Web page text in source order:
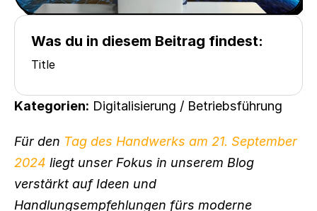
Was du in diesem Beitrag findest:
Title
Kategorien: Digitalisierung / Betriebsführung
Für den Tag des Handwerks am 21. September
2024 liegt unser Fokus in unserem Blog
verstärkt auf Ideen und
Handlungsempfehlungen fürs moderne